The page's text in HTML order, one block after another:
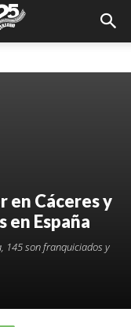
en Cáceres y
en España
145 son franquiciados y